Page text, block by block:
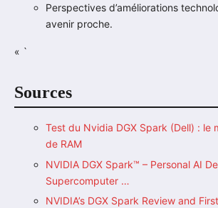
Perspectives d’améliorations
avenir proche.
« `
Sources
Test du Nvidia DGX Spark (Dell) : le
de RAM
NVIDIA DGX Spark™ – Personal AI
Supercomputer …
NVIDIA’s DGX Spark Review and